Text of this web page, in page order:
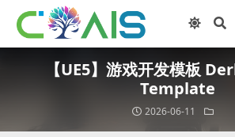
【UE5】游戏开发模板
Template
2026-06-11